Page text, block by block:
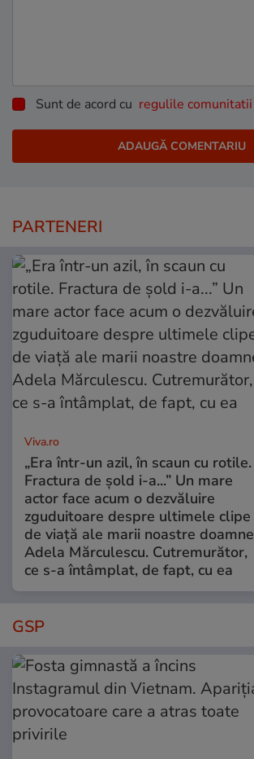
Sunt de acord cu regulile comunitatii
PARTENERI
Viva.ro
„Era într-un azil, în scaun cu rotile.
Fractura de șold i-a...” Un mare
actor face acum o dezvăluire
zguduitoare despre ultimele clipe
de viață ale marii noastre doamne
Adela Mărculescu. Cutremurător,
ce s-a întâmplat, de fapt, cu ea
GSP